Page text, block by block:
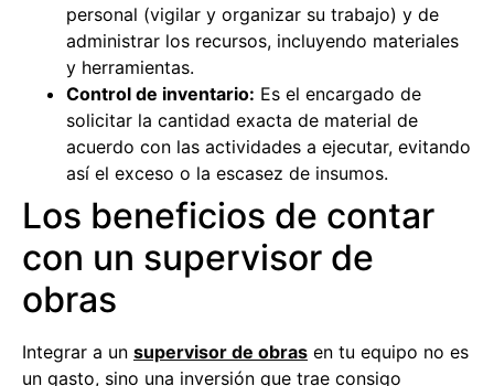
personal (vigilar y organizar su trabajo) y de
administrar los recursos, incluyendo materiales
y herramientas.
Control de inventario: Es el encargado de
solicitar la cantidad exacta de material de
acuerdo con las actividades a ejecutar, evitando
así el exceso o la escasez de insumos.
Los beneficios de contar
con un supervisor de
obras
Integrar a un supervisor de obras en tu equipo no es
un gasto, sino una inversión que trae consigo